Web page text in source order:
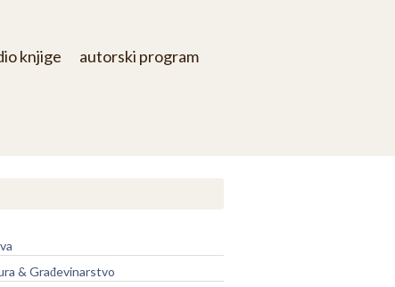
knjige autorski program
& Građevinarstvo